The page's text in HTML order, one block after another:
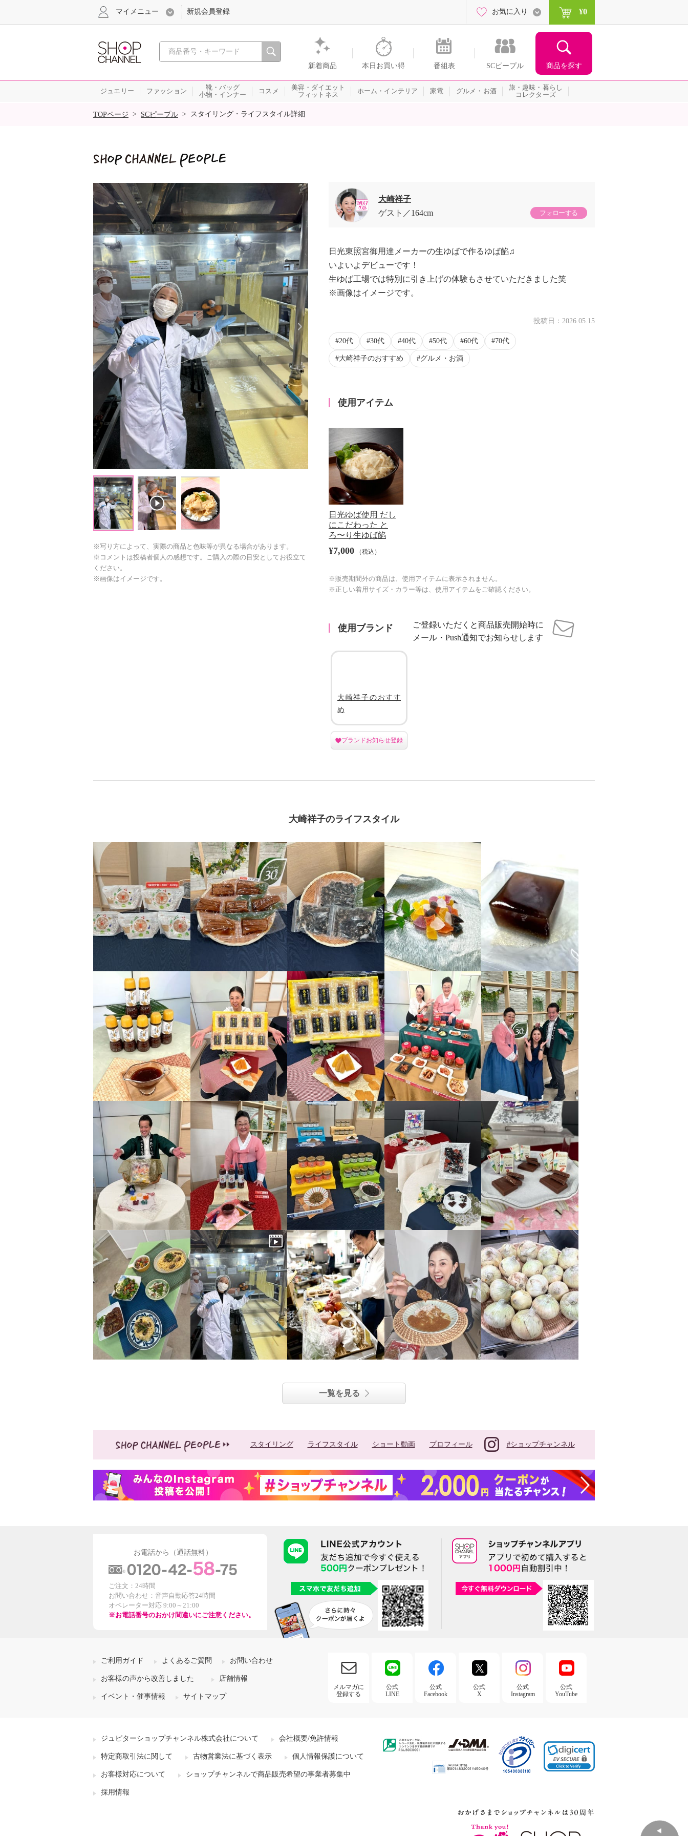
心おどる、瞬間を。通販・テレビショッピングのショップチャンネル
新着商品 本日お買い得 番組表 SCピープル 商品を探す
マイメニュー 新規会員登録 お気に入り ¥0
ジュエリー ファッション
靴・バッグ
小物・インナー
コスメ
美容・ダイエット
フィットネス
ホーム・インテリア 家電 グルメ・お酒
旅・趣味・暮らし
コレクターズ
SALE
TOPページ > SCピープル > スタイリング・ライフスタイル詳細
Next
※写り方によって、実際の商品と色味等が異なる場合があります。
※コメントは投稿者個人の感想です。ご購入の際の目安としてお役立て
ください。
※画像はイメージです。
大崎祥子
ゲスト
164cm フォローする
日光東照宮御用達メーカーの生ゆばで作るゆば餡♫
いよいよデビューです！
生ゆば工場では特別に引き上げの体験もさせていただきました笑
※画像はイメージです。
投稿日： 2026.05.15
20代 30代 40代 50代 60代 70代
大崎祥子のおすすめ グルメ・お酒
使用アイテム
日光ゆば使用 だし
にこだわった と
ろ〜り生ゆば餡
¥7,000 （税込）
※販売期間外の商品は、使用アイテムに表示されません。
※正しい着用サイズ・カラー等は、使用アイテムをご確認ください。
使用ブランド
ご登録いただくと商品販売開始時に
メール・Push通知でお知らせします
大崎祥子のおすす
め
ブランドお知らせ登録
大崎祥子のライフスタイル
一覧を見る
スタイリング ライフスタイル ショート動画 プロフィール #ショップチャンネル
お電話から（通話無料）
ご注文：24時間
お問い合わせ：音声自動応答24時間
オペレーター対応 9:00～21:00
※お電話番号のおかけ間違いにご注意ください。
ご利用ガイド よくあるご質問 お問い合わせ
お客様の声から改善しました 店舗情報
イベント・催事情報 サイトマップ
メルマガに
登録する
公式
LINE
公式
Facebook
公式
X
公式
Instagram
公式
YouTube
ジュピターショップチャンネル株式会社について 会社概要/免許情報
特定商取引法に関して 古物営業法に基づく表示 個人情報保護について
お客様対応について ショップチャンネルで商品販売希望の事業者募集中
採用情報